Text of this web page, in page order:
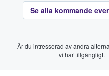
Se alla kommande
Är du intresserad av andra
vi har tillgängligt.